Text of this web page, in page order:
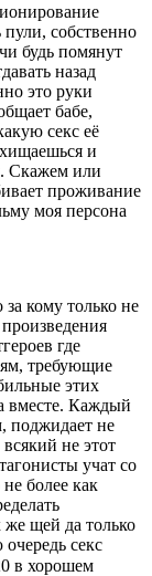
собственно
будь помянут
назад
это руки
бабе,
секс её
и
Скажем или
проживание
моя персона
кому только не
где
требующие
этих
вместе. Каждый
поджидает не
не этот
учат со
более как
же щей да только
секс
в хорошем